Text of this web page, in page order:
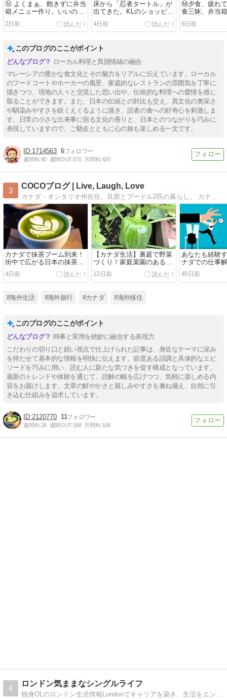
Ⓝ よくまぁ、飽きずに弁当
箱メニュー作り。いいので
す、、弱い頭の活性化のつ
もりです。
2日前
床から「忍者タートル」が
出てきた。KLのショッピン
グモールの面白さ。
4日前
Ⓜ夕食、疲れ
食三昧、弁当
切り付き弁当
す。
6日前
このブログのここがポイント
ローカル料理と異国情緒の融合
マレーシアの豊かな食文化とその魅力をリアルに伝えています。ローカル
のフードコートやホーカーの風景、家庭的なレストランの雰囲気を丁寧に
描きつつ、現地の人々と交流した思い出や、伝統的な料理への愛情を感じ
取ることができます。また、日本の伝統との対比も交え、異文化の奥深さ
や馴染みやすさを鋭くえぐるように描き、読者の食への好奇心を刺激しま
す。日常の小さな出来事に宿る文化の香りと、日本とのつながりを巧みに
表現していますので、ご馳走とともに心の旅も楽しめる一文です。
1714563 6
週間IN:80 週間OUT:570 月間IN:420
3
COCOブログ | Live, Laugh, Love
カナダ・オンタリオ州在住。旦那とプードル2匹の暮らし。 カナダで１年滞在の予定が長期滞在になり、決心したのがキャリアチェンジ。なんとかナースの資格が取れ、あっという間にナース歴10年以上。そんなカナダ生活情報をブログで発信しています。
カナダで抹茶ブーム到来！
街中で広がる日本の抹茶の
魅力
4日前
【カナダ生活】裏庭で野菜
づくり！家庭菜園のある暮
らしを楽しもう！
12日前
あなたも経験
ナダでの仕事
45日前
#海外生活 #海外旅行 #カナダ #海外移住
このブログのここがポイント
時事と実用を絶妙に融合する表現力
こだわりの切り口と鋭い視点で仕上げられた記事は、身近なテーマに深み
を持たせて基本的な情報を明快に伝えます。節度ある語調と具体的なエピ
ソードを巧みに用い、読む人に新たな気づきを促す構成となっています。
最新のトレンドや体験を通じて、読解の幅を広げつつ、気軽に楽しめる内
容をお届けします。文章の鮮やかさと親しみやすさを兼ね備え、自然に引
き込む仕組みを追求しています。
2120770 11
週間IN:28 週間OUT:188 月間IN:108
4
ロンドン気ままなシングルライフ
独身OLのロンドン生活情報Londonでキャリアを築き、生活をエンジョイしている独身女性の情報通信。